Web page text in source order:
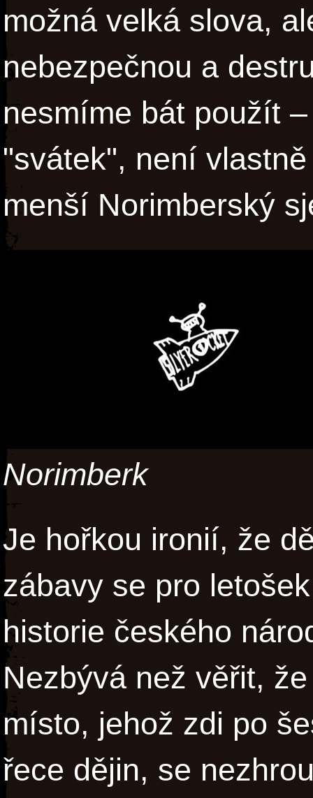
možná velká slova,
nebezpečnou a
nesmíme bát použít
"svátek", není
menší Norimberský
Norimberk
Je hořkou ironií, že
zábavy se pro
historie českého
Nezbývá než věřit,
místo, jehož zdi po
řece dějin, se